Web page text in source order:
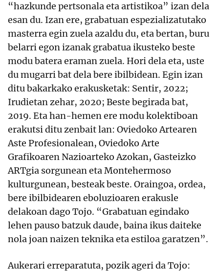
“hazkunde pertsonala eta artistikoa” izan dela
esan du. Izan ere, grabatuan espezializatutako
masterra egin zuela azaldu du, eta bertan, buru
belarri egon izanak grabatua ikusteko beste
modu batera eraman zuela. Hori dela eta, uste
du mugarri bat dela bere ibilbidean. Egin izan
ditu bakarkako erakusketak: Sentir, 2022;
Irudietan zehar, 2020; Beste begirada bat,
2019. Eta han-hemen ere modu kolektiboan
erakutsi ditu zenbait lan: Oviedoko Artearen
Aste Profesionalean, Oviedoko Arte
Grafikoaren Nazioarteko Azokan, Gasteizko
ARTgia sorgunean eta Montehermoso
kulturgunean, besteak beste. Oraingoa, ordea,
bere ibilbidearen eboluzioaren erakusle
delakoan dago Tojo. “Grabatuan egindako
lehen pauso batzuk daude, baina ikus daiteke
nola joan naizen teknika eta estiloa garatzen”.
Aukerari erreparatuta, pozik ageri da Tojo: